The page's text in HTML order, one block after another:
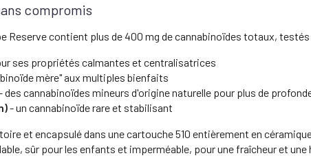
compromis
Reserve contient plus de 400 mg de cannabinoïdes totaux,
ses propriétés calmantes et centralisatrices
mère" aux multiples bienfaits
des cannabinoïdes mineurs d'origine naturelle pour plus de
- un cannabinoïde rare et stabilisant
et encapsulé dans une cartouche 510 entièrement en
sûr pour les enfants et imperméable, pour une fraîcheur et une